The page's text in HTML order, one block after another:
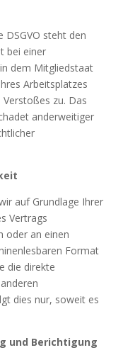
DSGVO steht den
bei einer
dem Mitgliedstaat
Arbeitsplatzes
zu. Das
anderweitiger
auf Grundlage Ihrer
Vertrags
oder an einen
Format
die direkte
dies nur, soweit es
und Berichtigung